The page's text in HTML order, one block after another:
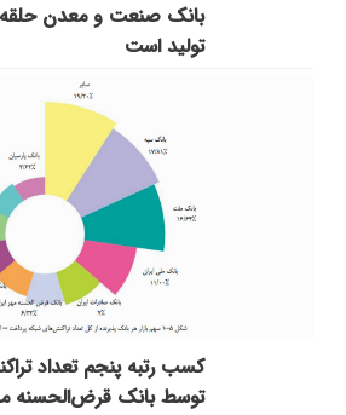
بانك صنعت و معدن
تولید است
کسب رتبه پنجم تعداد
توسط بانک قرض‌الحسنه